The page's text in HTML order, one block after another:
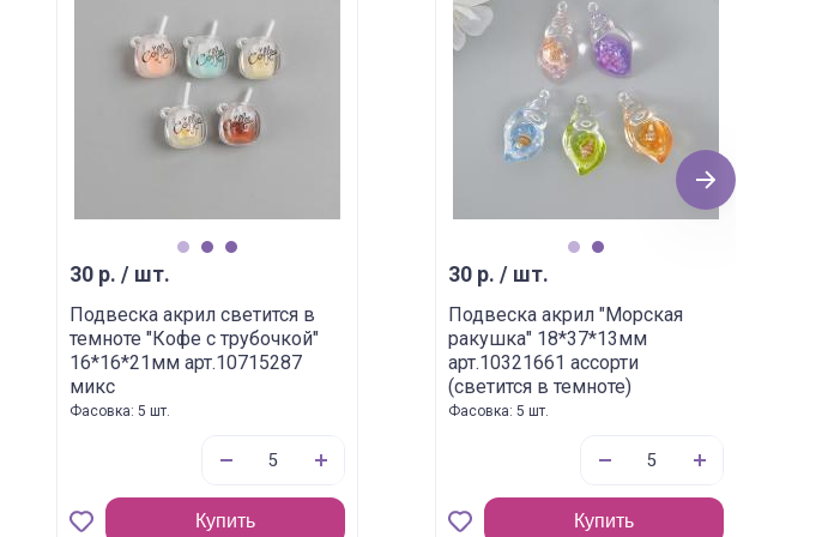
30 р. / шт.
Подвеска акрил светится в
темноте "Кофе с трубочкой"
16*16*21мм арт.10715287
микс
Фасовка: 5 шт.
Купить
30 р. / шт.
Подвеска акрил "Морская
ракушка" 18*37*13мм
арт.10321661 ассорти
(светится в темноте)
Фасовка: 5 шт.
Купить
Next